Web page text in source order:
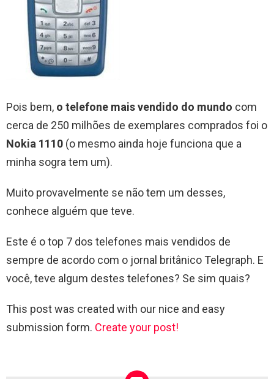
Pois bem, o telefone mais vendido do mundo com
cerca de 250 milhões de exemplares comprados foi o
Nokia 1110 (o mesmo ainda hoje funciona que a
minha sogra tem um).
Muito provavelmente se não tem um desses,
conhece alguém que teve.
Este é o top 7 dos telefones mais vendidos de
sempre de acordo com o jornal britânico Telegraph. E
você, teve algum destes telefones? Se sim quais?
This post was created with our nice and easy
submission form. Create your post!